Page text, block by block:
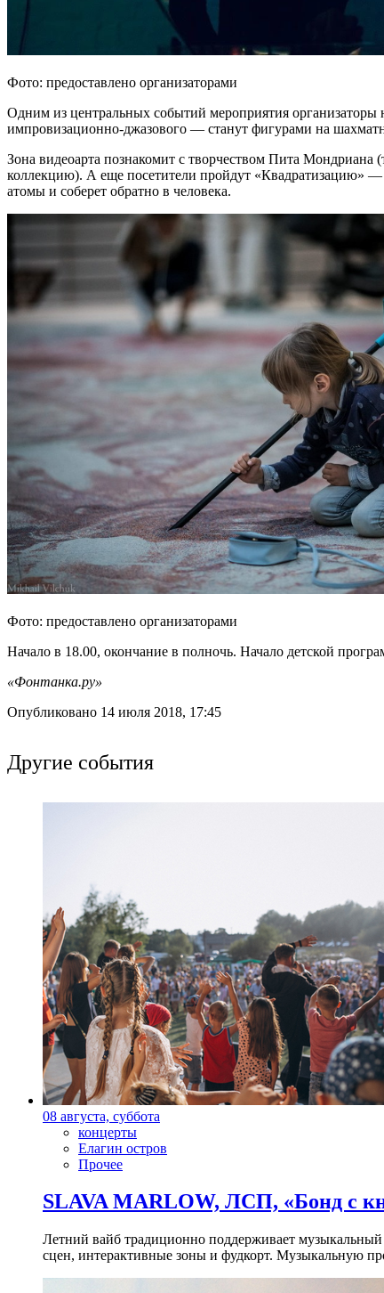
Фото: предоставлено организаторами
Одним из центральных событий мероприятия
импровизационно-джазового — станут фигурами на
Зона видеоарта познакомит с творчеством Пита
коллекцию). А еще посетители пройдут «Квадратизацию» —
атомы и соберет обратно в человека.
Фото: предоставлено организаторами
Начало в 18.00, окончание в полночь. Начало детской
«Фонтанка.ру»
Опубликовано 14 июля 2018, 17:45
Другие события
08 августа, суббота
концерты
Елагин остров
Прочее
SLAVA MARLOW, ЛСП, «Бонд с
Летний вайб традиционно поддерживает
сцен, интерактивные зоны и фудкорт. Музыкальную